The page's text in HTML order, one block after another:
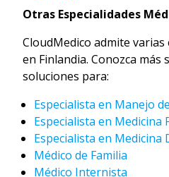
Otras Especialidades
CloudMedico admite varias
en Finlandia. Conozca más
soluciones para:
Especialista en Manejo
Especialista en Medicina
Especialista en Medicina
Médico de Familia
Médico Internista